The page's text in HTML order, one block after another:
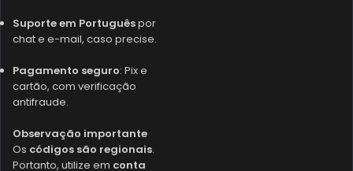
Suporte em Portuguêspor
chat e e-mail, caso precise.
Pagamento seguro: Pix e
cartão, com verificação
antifraude.
Observação importante
Os códigos são regionais.
Portanto, utilize em conta